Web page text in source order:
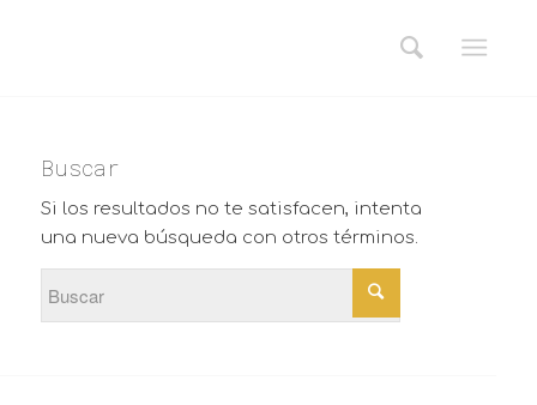
Buscar
Si los resultados no te satisfacen, intenta
una nueva búsqueda con otros términos.